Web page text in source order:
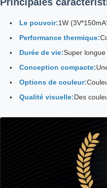
Le pouvoir:1W
Performance thermique:
Durée de vie:Super
Conception compacte:
Options de couleur:
Qualité visuelle:Des